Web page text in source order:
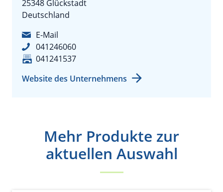
25348 Glückstadt
Deutschland
E-Mail
041246060
041241537
Website des Unternehmens
Mehr Produkte zur
aktuellen Auswahl